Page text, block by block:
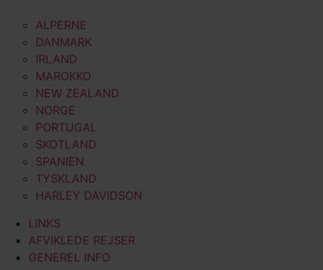
ALPERNE
DANMARK
IRLAND
MAROKKO
NEW ZEALAND
NORGE
PORTUGAL
SKOTLAND
SPANIEN
TYSKLAND
HARLEY DAVIDSON
LINKS
AFVIKLEDE REJSER
GENEREL INFO